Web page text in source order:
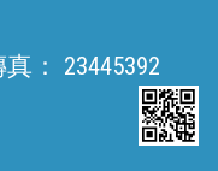
： 23445392